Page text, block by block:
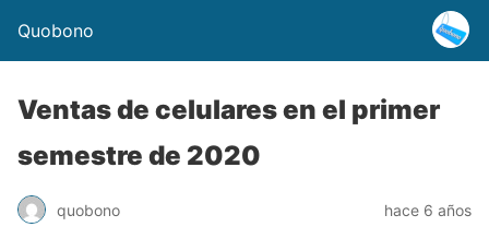
Quobono
Ventas de celulares en el primer
semestre de 2020
quobono hace 6 años